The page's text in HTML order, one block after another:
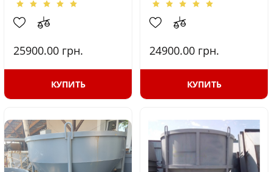
25900.00 грн.
КУПИТЬ
24900.00 грн.
КУПИТЬ